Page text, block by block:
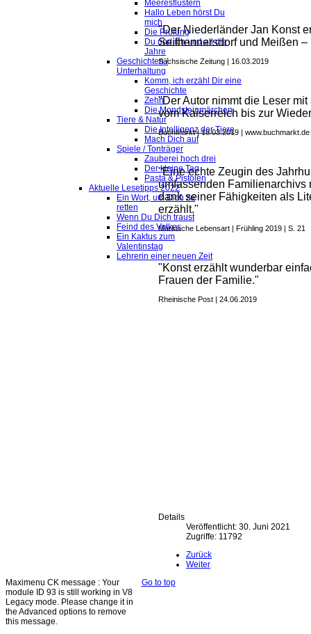
Meeresflüstern
Hallo Leben hörst Du
mich
Die Prüfung
Du und ich und all die
Jahre
Geschichten /
Unterhaltung
Komm, ich erzähl Dir eine
Geschichte
Zehn
Die Mondsteinmärchen
Tiere & Natur
Die Intelligenz der Tiere
Mach Dich auf
Spiele / Tonträger
Zauberei hoch drei
Der kleine Tag
Pasta & Pistolen
Aktuelle Lesetipps 2022
Ein Wort, um Dich zu
retten
Wenn Du Dich traust
Feind des Volkes
Ein Kaktus zum
Valentinstag
Lehrerin einer neuen Zeit
"Der Niederländer Jan Konst
Seifhennersdorf und Meißen
Sächsische Zeitung | 16.03.2019
"Der Autor nimmt die Leser
vom Kaiserreich bis zur
BuchMarkt | 18.03.2019 | www.buchmarkt.de
"Eine echte Zeugin des
umfassenden Familienarchivs
dank seiner Fähigkeiten als
erzählt."
Märkische Lebensart | Frühling 2019 | S. 21
"Konst erzählt wunderbar
Frauen der Familie."
Rheinische Post | 24.06.2019
Details
Veröffentlicht: 30. Juni 2021
Zugriffe: 11792
Zurück
Weiter
Maximenu CK message : Your
module ID 93 is still working in V8
Legacy mode. Please change it in
the Advanced options to remove
this message.
Go to top